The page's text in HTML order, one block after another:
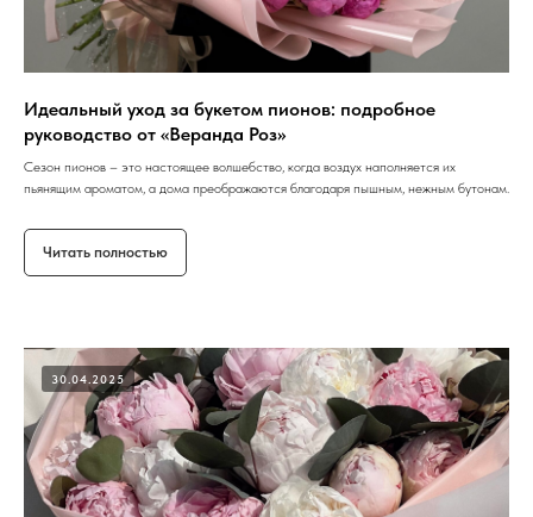
Идеальный уход за букетом пионов: подробное
руководство от «Веранда Роз»
Сезон пионов – это настоящее волшебство, когда воздух наполняется их
пьянящим ароматом, а дома преображаются благодаря пышным, нежным бутонам.
Читать полностью
30.04.2025